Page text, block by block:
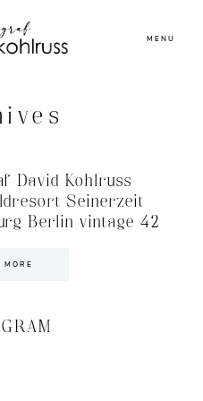
MENU
David Kohlruss
Seinerzeit
Berlin vintage 42
MORE